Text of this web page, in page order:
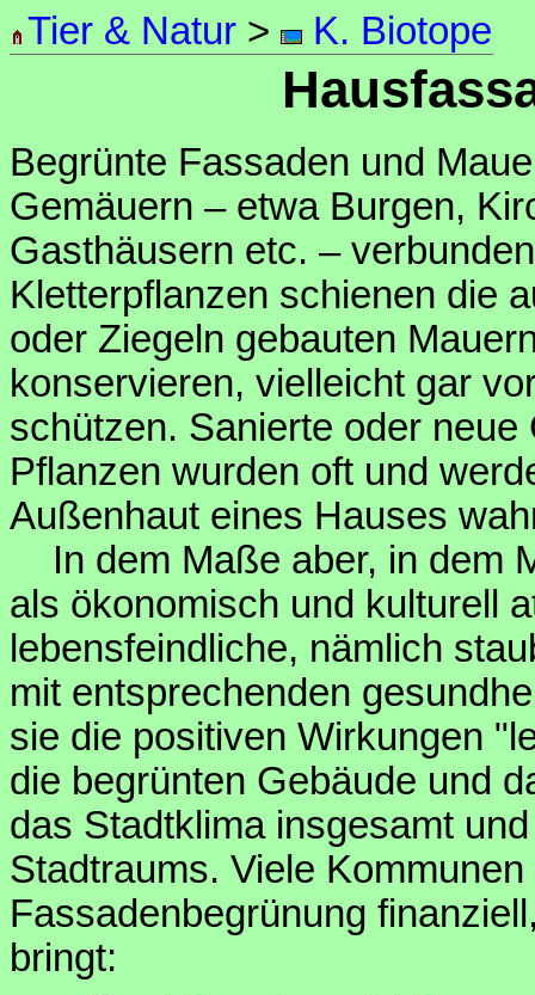
Tier & Natur > K. Biotope
Begrünte Fassaden und
Gemäuern – etwa Burgen,
Gasthäusern etc. –
Kletterpflanzen schienen die
oder Ziegeln gebauten
konservieren, vielleicht gar
schützen. Sanierte oder
Pflanzen wurden oft und
Außenhaut eines Hauses
In dem Maße aber, in dem
als ökonomisch und kulturell
lebensfeindliche, nämlich
mit entsprechenden
sie die positiven Wirkungen
die begrünten Gebäude und
das Stadtklima insgesamt
Stadtraums. Viele
Fassadenbegrünung
bringt: